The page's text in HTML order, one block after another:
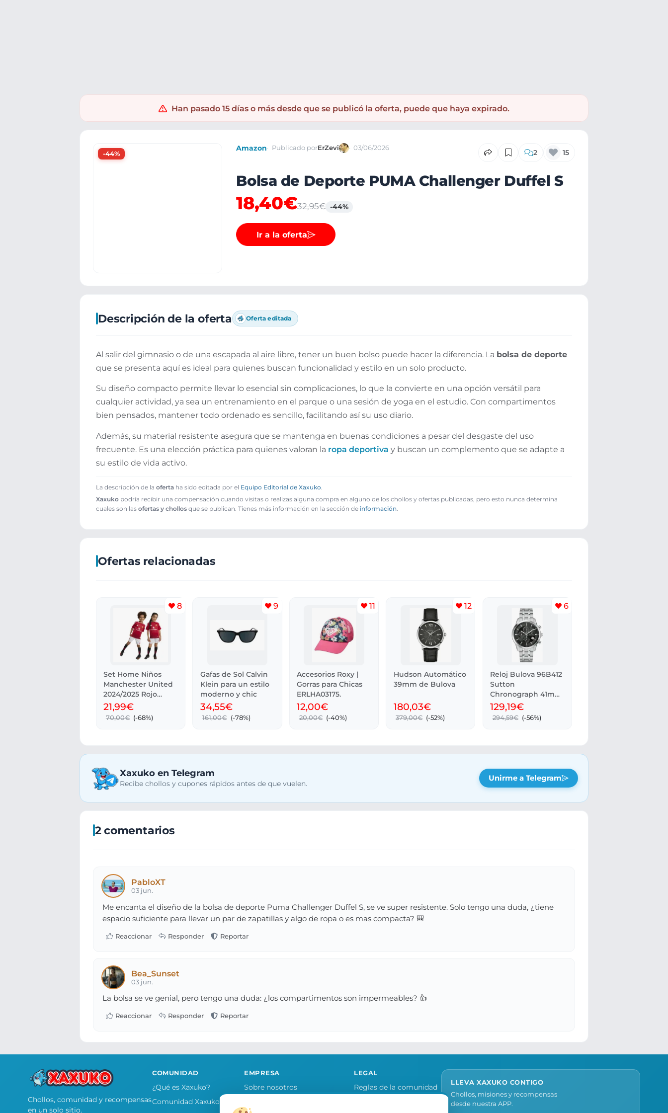
Han pasado 15 días o más desde que se publicó la oferta, puede que haya expirado.
-44%
Amazon Publicado porErZevi 03/06/2026 2 15
Bolsa de Deporte PUMA Challenger Duffel S
18,40€32,95€ -44%
Ir a la oferta
Descripción de la oferta Oferta editada
Al salir del gimnasio o de una escapada al aire libre, tener un buen bolso puede hacer la diferencia. La bolsa de deporte
que se presenta aquí es ideal para quienes buscan funcionalidad y estilo en un solo producto.
Su diseño compacto permite llevar lo esencial sin complicaciones, lo que la convierte en una opción versátil para
cualquier actividad, ya sea un entrenamiento en el parque o una sesión de yoga en el estudio. Con compartimentos
bien pensados, mantener todo ordenado es sencillo, facilitando así su uso diario.
Además, su material resistente asegura que se mantenga en buenas condiciones a pesar del desgaste del uso
frecuente. Es una elección práctica para quienes valoran la ropa deportiva y buscan un complemento que se adapte a
su estilo de vida activo.
La descripción de la oferta ha sido editada por el Equipo Editorial de Xaxuko.
Xaxuko podría recibir una compensación cuando visitas o realizas alguna compra en alguno de los chollos y ofertas publicadas, pero esto nunca determina
cuales son las ofertas y chollos que se publican. Tienes más información en la sección de información.
Ofertas relacionadas
8
Set Home Niños
Manchester United
2024/2025 Rojo
ADIDAS
21,99€
70,00€ (-68%)
9
Gafas de Sol Calvin
Klein para un estilo
moderno y chic
34,55€
161,00€ (-78%)
11
Accesorios Roxy |
Gorras para Chicas
ERLHA03175.
12,00€
20,00€ (-40%)
12
Hudson Automático
39mm de Bulova
180,03€
379,00€ (-52%)
6
Reloj Bulova 96B412
Sutton
Chronograph 41mm
3ATM para Hombre
129,19€
294,59€ (-56%)
Xaxuko en Telegram
Recibe chollos y cupones rápidos antes de que vuelen.
Unirme a Telegram
2 comentarios
PabloXT
03 jun.
Me encanta el diseño de la bolsa de deporte Puma Challenger Duffel S, se ve super resistente. Solo tengo una duda, ¿tiene
espacio suficiente para llevar un par de zapatillas y algo de ropa o es mas compacta? 🎒
Bea_Sunset
03 jun.
La bolsa se ve genial, pero tengo una duda: ¿los compartimentos son impermeables? 👍
Chollos, comunidad y recompensas
en un solo sitio.
COMUNIDAD
¿Qué es Xaxuko?
Comunidad Xaxuko
EMPRESA
Sobre nosotros
LEGAL
Reglas de la comunidad
LLEVA XAXUKO CONTIGO
Chollos, misiones y recompensas
desde nuestra APP.